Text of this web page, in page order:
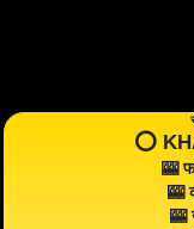
⭕️
🎰
🎰
🎰